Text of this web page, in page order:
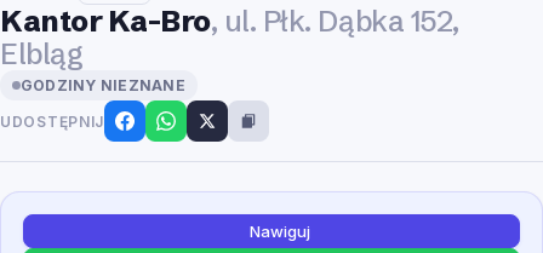
Kantor Ka-Bro, ul. Płk. Dąbka 152,
Elbląg
GODZINY NIEZNANE
UDOSTĘPNIJ
Nawiguj